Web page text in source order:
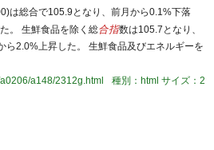
は総合で105.9となり、前月から0.1%下落
。 生鮮食品を除く総合指数は105.7となり、
ら2.0%上昇した。 生鮮食品及びエネルギーを
a148/2312g.html
種別：html サイズ：2